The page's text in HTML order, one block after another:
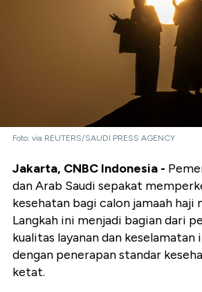
Foto: via REUTERS/SAUDI PRESS AGENCY
Jakarta, CNBC Indonesia -
dan Arab Saudi sepakat
kesehatan bagi calon jamaah haji
Langkah ini menjadi bagian dari
kualitas layanan dan keselamatan
dengan penerapan standar
ketat.